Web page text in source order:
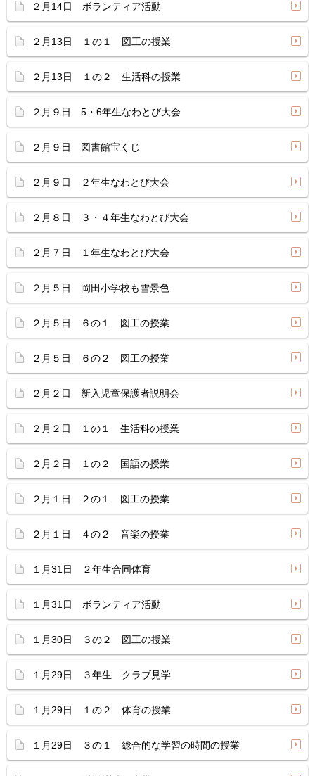
２月14日 ボランティア活動
２月13日 １の１ 図工の授業
２月13日 １の２ 生活科の授業
２月９日 5・6年生なわとび大会
２月９日 図書館宝くじ
２月９日 ２年生なわとび大会
２月８日 ３・４年生なわとび大会
２月７日 １年生なわとび大会
２月５日 岡田小学校も雪景色
２月５日 ６の１ 図工の授業
２月５日 ６の２ 図工の授業
２月２日 新入児童保護者説明会
２月２日 １の１ 生活科の授業
２月２日 １の２ 国語の授業
２月１日 ２の１ 図工の授業
２月１日 ４の２ 音楽の授業
１月31日 ２年生合同体育
１月31日 ボランティア活動
１月30日 ３の２ 図工の授業
１月29日 ３年生 クラブ見学
１月29日 １の２ 体育の授業
１月29日 ３の１ 総合的な学習の時間の授業